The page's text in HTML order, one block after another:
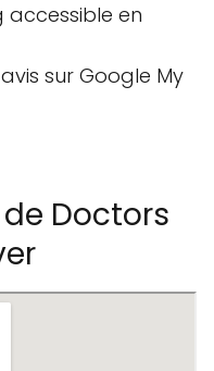
accessible en
sur Google My
Doctors